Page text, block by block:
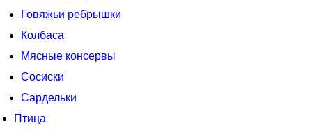
Говяжьи ребрышки
Колбаса
Мясные консервы
Сосиски
Сардельки
Птица